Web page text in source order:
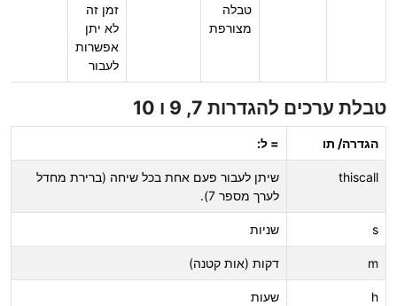
טבלה
מצורפת
זמן זה
לא יתן
אפשרות
לעבור
טבלת ערכים להגדרות 7, 9 ו 10
הגדרה/ תו = ל:
thiscall
שיתן לעבור פעם אחת בכל שיחה (ברירת מחדל
לערך מספר 7).
s שניות
m דקות (אות קטנה)
h שעות